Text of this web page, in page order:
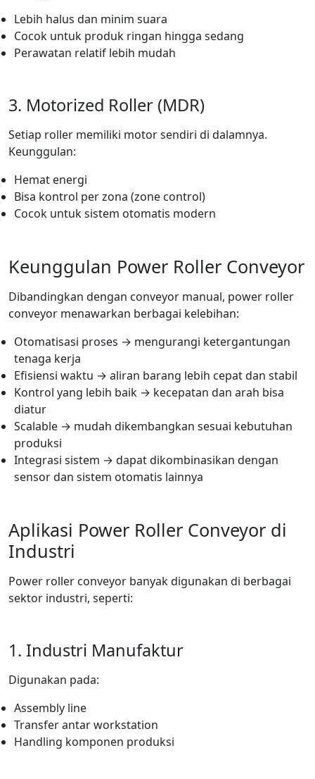
Lebih halus dan minim suara
Cocok untuk produk ringan hingga sedang
Perawatan relatif lebih mudah
3. Motorized Roller (MDR)
Setiap roller memiliki motor sendiri di dalamnya.
Keunggulan:
Hemat energi
Bisa kontrol per zona (zone control)
Cocok untuk sistem otomatis modern
Keunggulan Power Roller Conveyor
Dibandingkan dengan conveyor manual, power roller
conveyor menawarkan berbagai kelebihan:
Otomatisasi proses → mengurangi ketergantungan
tenaga kerja
Efisiensi waktu → aliran barang lebih cepat dan stabil
Kontrol yang lebih baik → kecepatan dan arah bisa
diatur
Scalable → mudah dikembangkan sesuai kebutuhan
produksi
Integrasi sistem → dapat dikombinasikan dengan
sensor dan sistem otomatis lainnya
Aplikasi Power Roller Conveyor di
Industri
Power roller conveyor banyak digunakan di berbagai
sektor industri, seperti:
1. Industri Manufaktur
Digunakan pada:
Assembly line
Transfer antar workstation
Handling komponen produksi